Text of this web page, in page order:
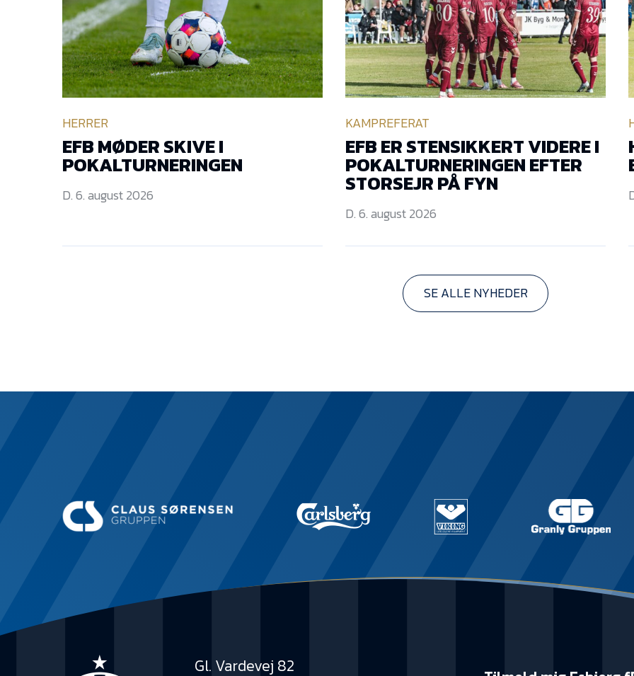
HERRER
EFB MØDER SKIVE I
POKALTURNERINGEN
D. 6. august 2026
KAMPREFERAT
EFB ER STENSIKKERT VIDERE I
POKALTURNERINGEN EFTER
STORSEJR PÅ FYN
D. 6. august 2026
SE ALLE NYHEDER
Gl. Vardevej 82